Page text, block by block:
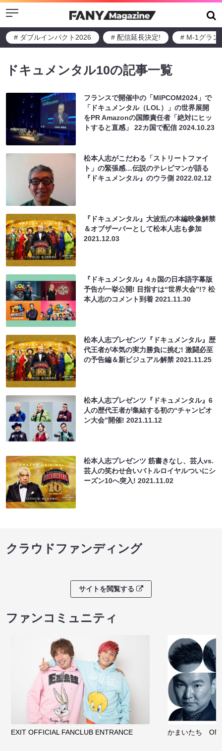
Menu
# ダブルインパクト2026 # 配信延長決定! # M-1グラン
ドキュメンタル10の記事一覧
フランスで開催中の「MIPCOM2024」で
「ドキュメンタル（LOL）」の世界展開
をPR Amazonの国際責任者「絶対にヒッ
トすると直感」 22カ国で配信2024.10.23
松本人志がこだわる「ストリートファイ
ト」の緊張感…伝説のテレビマンが語る
『ドキュメンタル』のウラ側2022.02.12
『ドキュメンタル』大波乱の本編映像解禁
＆オブザーバーとして松本人志も参加
2021.12.03
『ドキュメンタル』4ヵ国の日本語字幕版
予告が一挙公開! 目指すは“世界大会”!? 松
本人志のコメント到着2021.11.30
松本人志プレゼンツ『ドキュメンタル』歴
代王者が本気の実力勝負に挑む! 激闘必至
の予告編＆新ビジュアル解禁2021.11.25
松本人志プレゼンツ『ドキュメンタル』6
人の歴代王者が集結する初の“チャンピオ
ン大会”開催!2021.11.12
松本人志プレゼンツ 筋書きなし、芸人vs.
芸人の笑わせ合いバトルロイヤルついにシ
ーズン10へ突入!2021.11.02
クラウドファンディング
サイトを閲覧する
ファンコミュニティ
EXIT OFFICIAL FANCLUB ENTRANCE かまいたち